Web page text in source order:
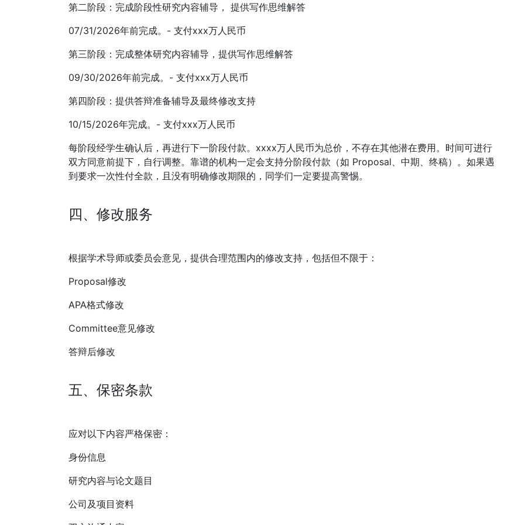
第二阶段：完成阶段性研究内容辅导， 提供写作思维解答
07/31/2026年前完成。- 支付xxx万人民币
第三阶段：完成整体研究内容辅导，提供写作思维解答
09/30/2026年前完成。- 支付xxx万人民币
第四阶段：提供答辩准备辅导及最终修改支持
10/15/2026年完成。- 支付xxx万人民币
每阶段经学生确认后，再进行下一阶段付款。xxxx万人民币为总价，不存在其他潜在费用。时间可进行
双方同意前提下，自行调整。靠谱的机构一定会支持分阶段付款（如 Proposal、中期、终稿）。如果遇
到要求一次性付全款，且没有明确修改期限的，同学们一定要提高警惕。
四、修改服务
根据学术导师或委员会意见，提供合理范围内的修改支持，包括但不限于：
Proposal修改
APA格式修改
Committee意见修改
答辩后修改
五、保密条款
应对以下内容严格保密：
身份信息
研究内容与论文题目
公司及项目资料